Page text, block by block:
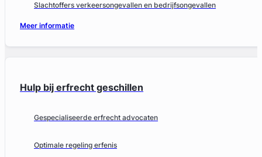
Slachtoffers verkeersongevallen en bedrijfsongevallen
Meer informatie
Hulp bij erfrecht geschillen
Gespecialiseerde erfrecht advocaten
Optimale regeling erfenis